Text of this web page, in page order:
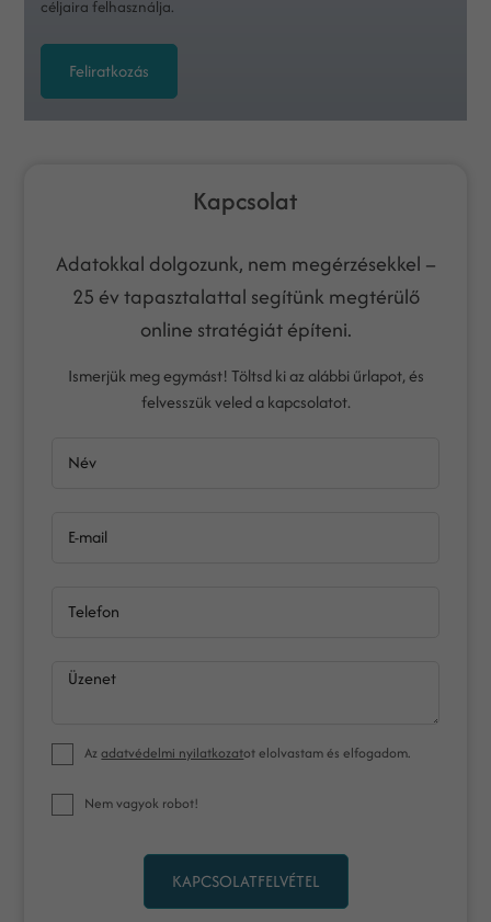
céljaira felhasználja.
Feliratkozás
Kapcsolat
Adatokkal dolgozunk, nem megérzésekkel –
25 év tapasztalattal segítünk megtérülő
online stratégiát építeni.
Ismerjük meg egymást! Töltsd ki az alábbi űrlapot, és
felvesszük veled a kapcsolatot.
Név
E-mail
Telefon
Üzenet
Azadatvédelmi nyilatkozatot elolvastam és elfogadom.
Nem vagyok robot!
KAPCSOLATFELVÉTEL